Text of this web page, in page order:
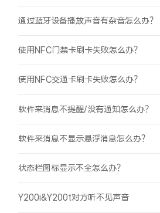
通过蓝牙设备播放声音有杂音怎么办？
使用NFC门禁卡刷卡失败怎么办？
使用NFC交通卡刷卡失败怎么办？
软件来消息不提醒/没有通知怎么办？
软件来消息不显示悬浮消息怎么办？
状态栏图标显示不全怎么办？
Y200i&Y200t对方听不见声音